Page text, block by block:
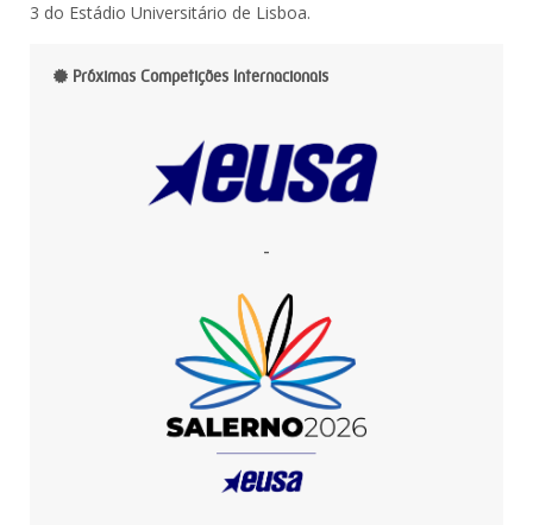
3 do Estádio Universitário de Lisboa.
Próximas Competições Internacionais
-